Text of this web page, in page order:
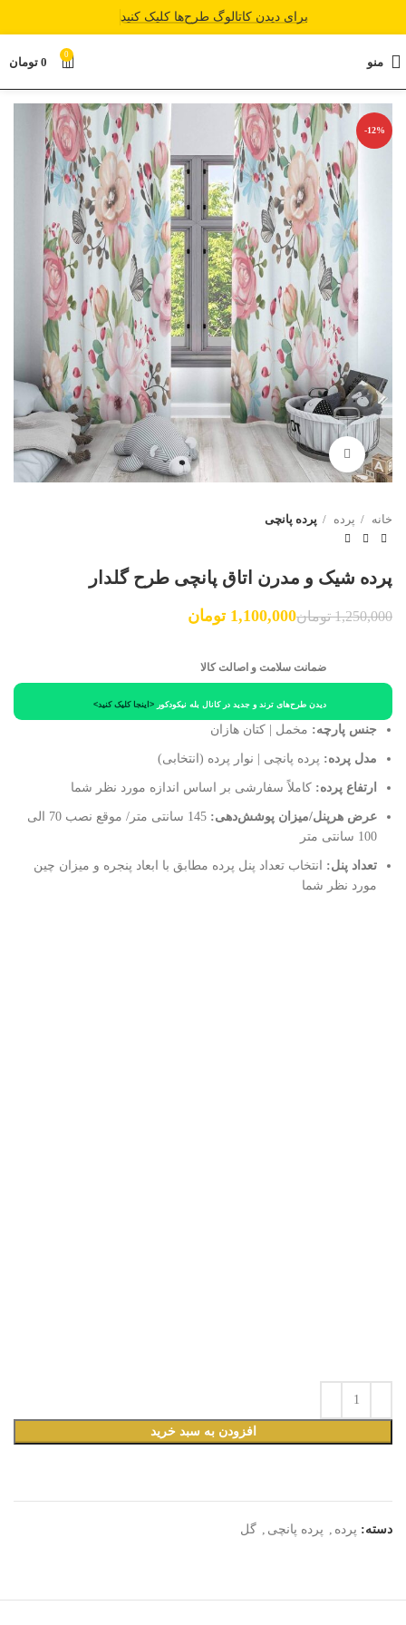
برای دیدن کاتالوگ طرح‌ها کلیک کنید
منو
0
0 تومان
-12%
برای بزرگنمایی کلیک کنید
خانه پرده پرده پانچی
پرده شیک و مدرن اتاق پانچی طرح گلدار
1,250,000 تومان1,100,000 تومان
ضمانت سلامت و اصالت کالا
دیدن طرح‌های ترند و جدید در کانال بله نیکودکور <اینجا کلیک کنید>
جنس پارچه: مخمل | کتان هازان
مدل پرده: پرده پانچی | نوار پرده (انتخابی)
ارتفاع پرده: کاملاً سفارشی بر اساس اندازه مورد نظر شما
عرض هرپنل/میزان پوشش‌دهی:
145 سانتی متر/ موقع نصب 70 الی
100 سانتی متر
تعداد پنل: انتخاب تعداد پنل پرده مطابق با ابعاد پنجره و میزان چین
مورد نظر شما
افزودن به سبد خرید
دسته: پرده پرده پانچی گل